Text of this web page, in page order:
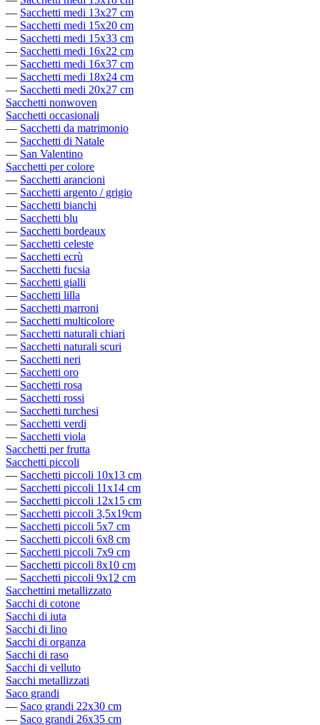
— Sacchetti medi 13x27 cm
— Sacchetti medi 15x20 cm
— Sacchetti medi 15x33 cm
— Sacchetti medi 16x22 cm
— Sacchetti medi 16x37 cm
— Sacchetti medi 18x24 cm
— Sacchetti medi 20x27 cm
Sacchetti nonwoven
Sacchetti occasionali
— Sacchetti da matrimonio
— Sacchetti di Natale
— San Valentino
Sacchetti per colore
— Sacchetti arancioni
— Sacchetti argento / grigio
— Sacchetti bianchi
— Sacchetti blu
— Sacchetti bordeaux
— Sacchetti celeste
— Sacchetti ecrù
— Sacchetti fucsia
— Sacchetti gialli
— Sacchetti lilla
— Sacchetti marroni
— Sacchetti multicolore
— Sacchetti naturali chiari
— Sacchetti naturali scuri
— Sacchetti neri
— Sacchetti oro
— Sacchetti rosa
— Sacchetti rossi
— Sacchetti turchesi
— Sacchetti verdi
— Sacchetti viola
Sacchetti per frutta
Sacchetti piccoli
— Sacchetti piccoli 10x13 cm
— Sacchetti piccoli 11x14 cm
— Sacchetti piccoli 12x15 cm
— Sacchetti piccoli 3,5x19cm
— Sacchetti piccoli 5x7 cm
— Sacchetti piccoli 6x8 cm
— Sacchetti piccoli 7x9 cm
— Sacchetti piccoli 8x10 cm
— Sacchetti piccoli 9x12 cm
Sacchettini metallizzato
Sacchi di cotone
Sacchi di iuta
Sacchi di lino
Sacchi di organza
Sacchi di raso
Sacchi di velluto
Sacchi metallizzati
Saco grandi
— Saco grandi 22x30 cm
— Saco grandi 26x35 cm